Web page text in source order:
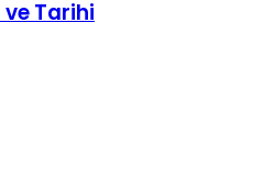
ve Tarihi